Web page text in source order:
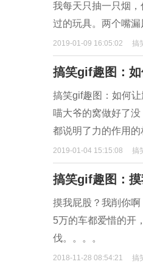
我每天只抽一只烟
过的玩具。两个嘴
2019-01-09 16:05:02 搞
搞笑gif趣图：如
搞笑gif趣图：如何
喵大爷的窝做好了
都说明了力的作用的
2019-01-04 15:15:08 搞
搞笑gif趣图：摸
摸我屁股？我削你
5万的车都爱惜的开
伐。。。。
2018-11-28 08:54:21 搞